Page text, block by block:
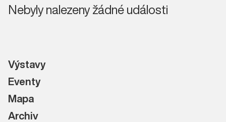
Nebyly nalezeny žádné události
Výstavy
Eventy
Mapa
Archiv